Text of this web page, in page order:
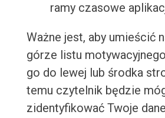
ramy czasowe
Ważne jest, aby umieścić
górze listu
go do lewej lub środka
temu czytelnik będzie
zidentyfikować Twoje